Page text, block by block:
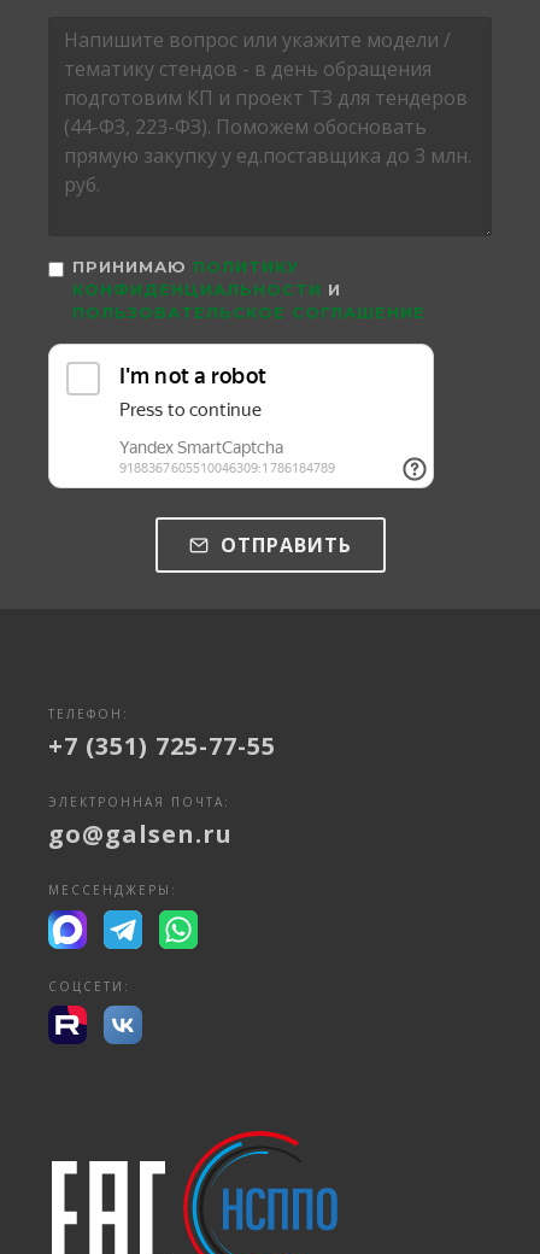
ПРИНИМАЮ ПОЛИТИКУ
КОНФИДЕНЦИАЛЬНОСТИ И
ПОЛЬЗОВАТЕЛЬСКОЕ СОГЛАШЕНИЕ
ОТПРАВИТЬ
ТЕЛЕФОН:
+7 (351) 725-77-55
ЭЛЕКТРОННАЯ ПОЧТА:
go@galsen.ru
МЕССЕНДЖЕРЫ:
СОЦСЕТИ: